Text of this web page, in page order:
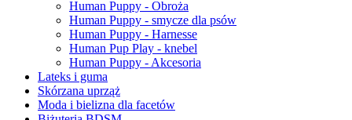
Human Puppy - Obroża
Human Puppy - smycze dla psów
Human Puppy - Harnesse
Human Pup Play - knebel
Human Puppy - Akcesoria
Lateks i guma
Skórzana uprząż
Moda i bielizna dla facetów